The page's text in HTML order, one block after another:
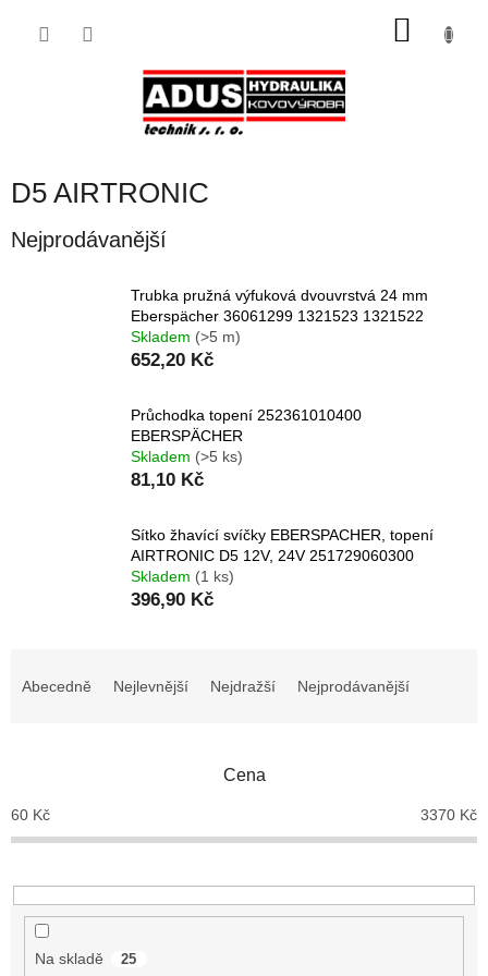
D5 AIRTRONIC
Nejprodávanější
Trubka pružná výfuková dvouvrstvá 24 mm
Eberspächer 36061299 1321523 1321522
Skladem (>5 m)
652,20 Kč
Průchodka topení 252361010400
EBERSPÄCHER
Skladem (>5 ks)
81,10 Kč
Sítko žhavící svíčky EBERSPACHER, topení
AIRTRONIC D5 12V, 24V 251729060300
Skladem (1 ks)
396,90 Kč
p
r
u
Abecedně Nejlevnější Nejdražší Nejprodávanější
Cena
60 Kč 3370 Kč
Na skladě 25